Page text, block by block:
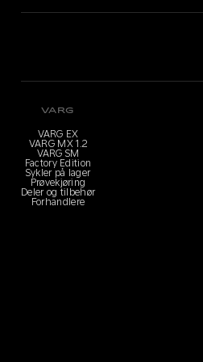
VARG
VARG EX
VARG MX 1.2
VARG SM
Factory Edition
Sykler på lager
Prøvekjøring
Deler og tilbehør
Forhandlere